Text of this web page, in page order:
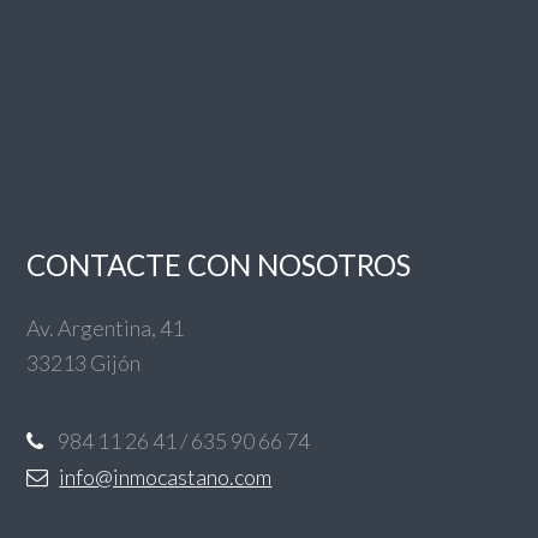
CONTACTE CON NOSOTROS
Av. Argentina, 41
33213 Gijón
984 11 26 41 / 635 90 66 74
info@inmocastano.com